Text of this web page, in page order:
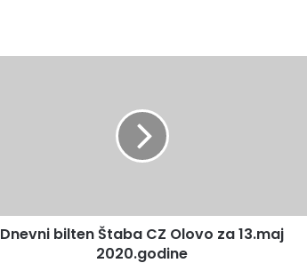
Dnevni bilten Štaba CZ Olovo za 13.maj
2020.godine